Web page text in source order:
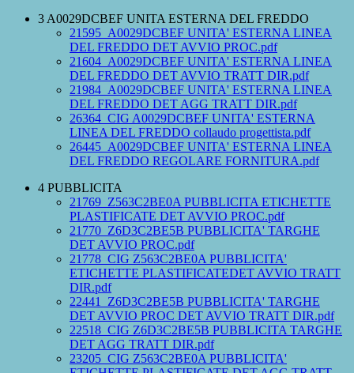
3 A0029DCBEF UNITA ESTERNA DEL FREDDO
21595_A0029DCBEF UNITA' ESTERNA LINEA
DEL FREDDO DET AVVIO PROC.pdf
21604_A0029DCBEF UNITA' ESTERNA LINEA
DEL FREDDO DET AVVIO TRATT DIR.pdf
21984_A0029DCBEF UNITA' ESTERNA LINEA
DEL FREDDO DET AGG TRATT DIR.pdf
26364_CIG A0029DCBEF UNITA' ESTERNA
LINEA DEL FREDDO collaudo progettista.pdf
26445_A0029DCBEF UNITA' ESTERNA LINEA
DEL FREDDO REGOLARE FORNITURA.pdf
4 PUBBLICITA
21769_Z563C2BE0A PUBBLICITA ETICHETTE
PLASTIFICATE DET AVVIO PROC.pdf
21770_Z6D3C2BE5B PUBBLICITA' TARGHE
DET AVVIO PROC.pdf
21778_CIG Z563C2BE0A PUBBLICITA'
ETICHETTE PLASTIFICATEDET AVVIO TRATT
DIR.pdf
22441_Z6D3C2BE5B PUBBLICITA' TARGHE
DET AVVIO PROC DET AVVIO TRATT DIR.pdf
22518_CIG Z6D3C2BE5B PUBBLICITA TARGHE
DET AGG TRATT DIR.pdf
23205_CIG Z563C2BE0A PUBBLICITA'